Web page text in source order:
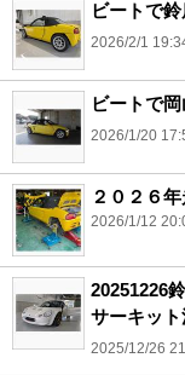
ビートで
2026/2/1
ビートで
2026/1/20
２０２６
2026/1/12
20251226
サーキッ
2025/12/26